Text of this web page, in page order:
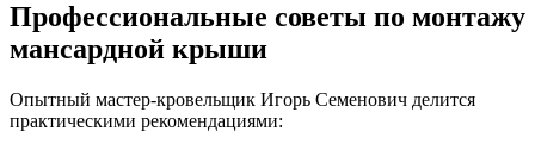
Профессиональные советы по монтажу
мансардной крыши
Опытный мастер-кровельщик Игорь Семенович делится
практическими рекомендациями: